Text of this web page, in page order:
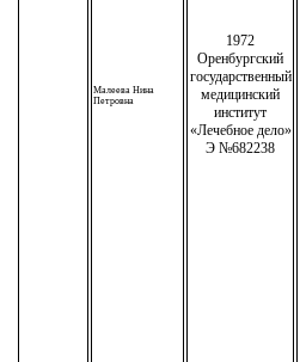
Малеева Нина
Петровна
1972
Оренбургский
государственный
медицинский
институт
«Лечебное дело»
Э №682238